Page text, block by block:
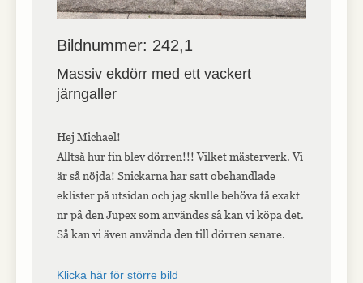
Bildnummer: 242,1
Massiv ekdörr med ett vackert
järngaller
Hej Michael!
Alltså hur fin blev dörren!!! Vilket mästerverk. Vi
är så nöjda! Snickarna har satt obehandlade
eklister på utsidan och jag skulle behöva få exakt
nr på den Jupex som användes så kan vi köpa det.
Så kan vi även använda den till dörren senare.
Klicka här för större bild